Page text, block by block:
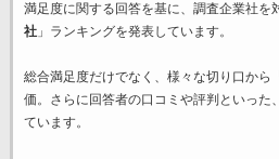
満足度に関する回答を基に、調査企業社を
社」ランキングを発表しています。
総合満足度だけでなく、様々な切り口から「
価。さらに回答者の口コミや評判といった
ています。